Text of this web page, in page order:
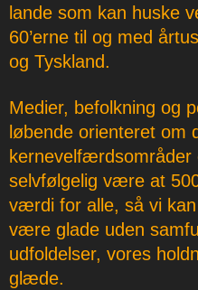
lande som kan huske
60’erne til og med
og Tyskland.
Medier, befolkning og
løbende orienteret om
kernevelfærdsområder
selvfølgelig være at
værdi for alle, så vi
være glade uden
udfoldelser, vores
glæde.